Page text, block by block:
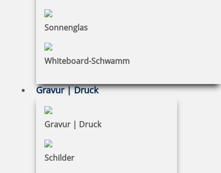
Sonnenglas
Whiteboard-Schwamm
Gravur | Druck
Gravur | Druck
Schilder
INFORMATIONEN
Datenschutz
Widerruf
Barrierefreiheit
KUNDENBEREICH